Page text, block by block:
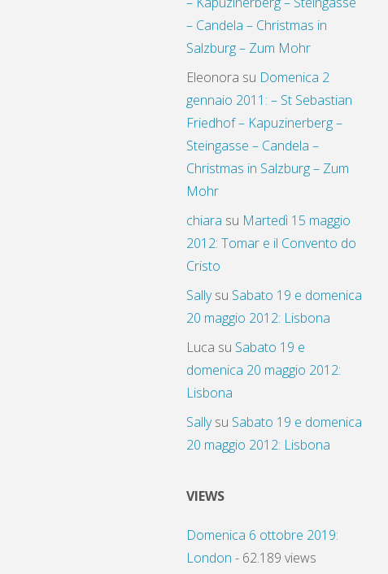
– Candela – Christmas in
Salzburg – Zum Mohr
Eleonora su Domenica 2
gennaio 2011: – St Sebastian
Friedhof – Kapuzinerberg –
Steingasse – Candela –
Christmas in Salzburg – Zum
Mohr
chiara su Martedì 15 maggio
2012: Tomar e il Convento do
Cristo
Sallysu Sabato 19 e domenica
20 maggio 2012: Lisbona
Luca su Sabato 19 e
domenica 20 maggio 2012:
Lisbona
Sallysu Sabato 19 e domenica
20 maggio 2012: Lisbona
VIEWS
Domenica 6 ottobre 2019:
London - 62.189 views